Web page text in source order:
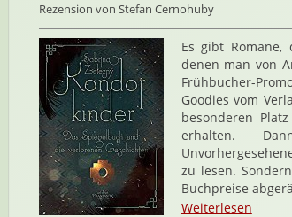
Rezension von Stefan Cernohuby
Es gibt
denen man von
Frühbucher-
Goodies vom
besonderen
erhalten.
zu lesen.
Buchpreise
Weiterlesen